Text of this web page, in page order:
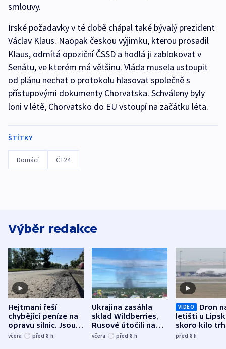
smlouvy.
Irské požadavky v té době chápal také bývalý prezident
Václav Klaus. Naopak českou výjimku, kterou prosadil
Klaus, odmítá opoziční ČSSD a hodlá ji zablokovat v
Senátu, ve kterém má většinu. Vláda musela ustoupit
od plánu nechat o protokolu hlasovat společně s
přístupovými dokumenty Chorvatska. Schváleny byly
loni v létě, Chorvatsko do EU vstoupí na začátku léta.
ŠTÍTKY
Domácí ČT24
Výběr redakce
Hejtmani řeší
chybějící peníze na
opravu silnic. Jsou
nenárokové, namítá
včera před 8 h
Ukrajina zasáhla
sklad Wildberries,
Rusové útočili na
trh, hasiče či
včera před 8 h
VIDEO
Dron
letišti u
skoro kilo
indicie
před 8h